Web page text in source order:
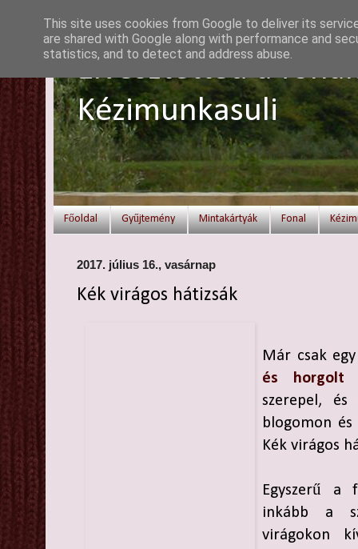
Elvesztetted a
Kézimunkasuli
Főoldal Gyűjtemény Mintakártyák Fonal
2017. július 16., vasárnap
Kék virágos hátizsák
Már csak
és horgolt
szerepel,
blogomon
Kék virágos
Egyszerű a
inkább a
virágokon
This site uses cookies from Google to deliver its
are shared with Google along with performance and
statistics, and to detect and address abuse.